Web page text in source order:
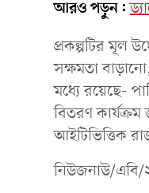
আরও পড়ুন:
প্রকল্পটির মূল
সক্ষমতা
মধ্যে রয়েছে-
বিতরণ
আইটিভিত্তিক
নিউজনাউ/এবি/